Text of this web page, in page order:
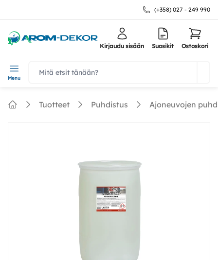
(+358) 027 - 249 990
Menu
Kirjaudu sisään Suosikit Ostoskori
Tuotteet Puhdistus Ajoneuvojen